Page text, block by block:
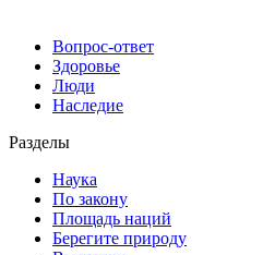
Вопрос-ответ
Здоровье
Люди
Наследие
Разделы
Наука
По закону
Площадь наций
Берегите природу